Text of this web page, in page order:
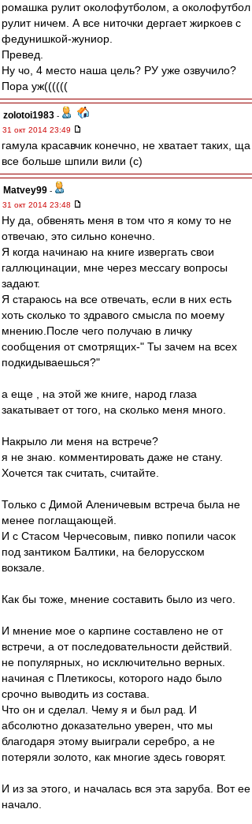
ромашка рулит околофутболом, а околофутбол
рулит ничем. А все ниточки дергает жиркоев с
федунишкой-жуниор.
Превед.
Ну чо, 4 место наша цель? РУ уже озвучило?
Пора уж((((((
zolotoi1983 -
31 окт 2014 23:49
гамула красавчик конечно, не хватает таких, ща
все больше шпили вили (с)
Matvey99 -
31 окт 2014 23:48
Ну да, обвенять меня в том что я кому то не
отвечаю, это сильно конечно.
Я когда начинаю на книге извергать свои
галлюцинации, мне через мессагу вопросы
задают.
Я стараюсь на все отвечать, если в них есть
хоть сколько то здравого смысла по моему
мнению.После чего получаю в личку
сообщения от смотрящих-" Ты зачем на всех
подкидываешься?"
а еще , на этой же книге, народ глаза
закатывает от того, на сколько меня много.
Накрыло ли меня на встрече?
я не знаю. комментировать даже не стану.
Хочется так считать, считайте.
Только с Димой Аленичевым встреча была не
менее поглащающей.
И с Стасом Черчесовым, пивко попили часок
под зантиком Балтики, на белорусском
вокзале.
Как бы тоже, мнение составить было из чего.
И мнение мое о карпине составлено не от
встречи, а от последовательности действий.
не популярных, но исключительно верных.
начиная с Плетикосы, которого надо было
срочно выводить из состава.
Что он и сделал. Чему я и был рад. И
абсолютно доказательно уверен, что мы
благодаря этому выиграли серебро, а не
потеряли золото, как многие здесь говорят.
И из за этого, и началась вся эта заруба. Вот ее
начало.